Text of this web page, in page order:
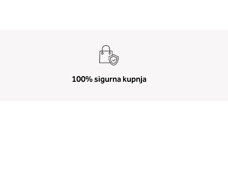
100% sigurna kupnja